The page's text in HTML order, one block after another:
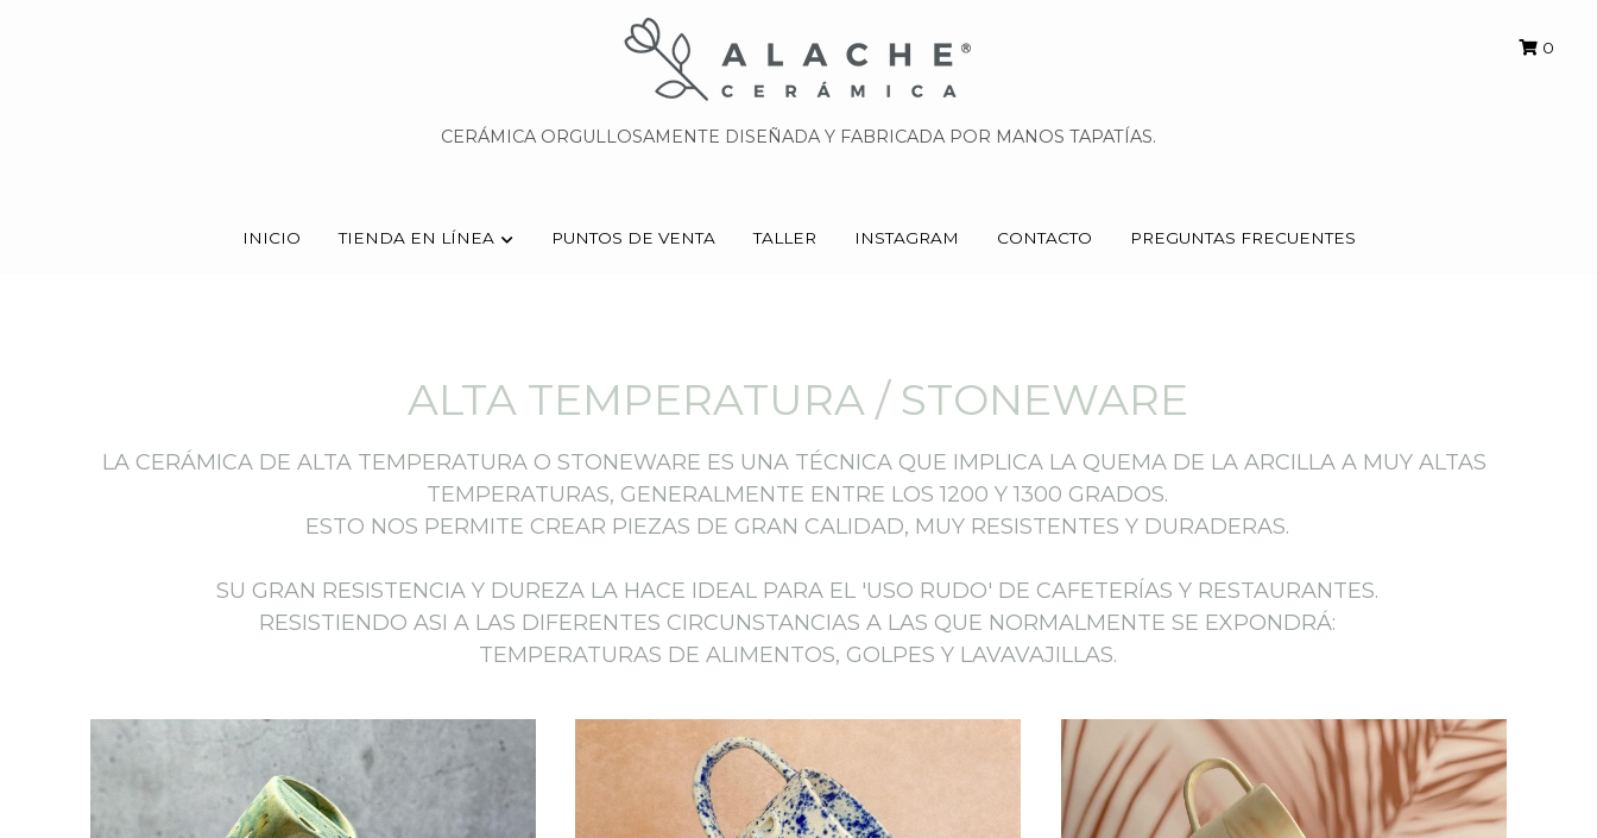
CERÁMICA ORGULLOSAMENTE DISEÑADA Y FABRICADA POR MANOS TAPATÍAS.
INICIO TIENDA EN LÍNEA PUNTOS DE VENTA TALLER INSTAGRAM CONTACTO PREGUNTAS FRECUENTES
0
CERÁMICA ORGULLOSAMENTE DISEÑADA Y FABRICADA POR MANOS TAPATÍAS.
INICIO TIENDA EN LÍNEA PUNTOS DE VENTA TALLER INSTAGRAM CONTACTO PREGUNTAS FRECUENTES
0
ALTA TEMPERATURA / STONEWARE
LA CERÁMICA DE ALTA TEMPERATURA O STONEWARE ES UNA TÉCNICA QUE IMPLICA LA QUEMA DE LA ARCILLA A MUY ALTAS
TEMPERATURAS, GENERALMENTE ENTRE LOS 1200 Y 1300 GRADOS.
ESTO NOS PERMITE CREAR PIEZAS DE GRAN CALIDAD, MUY RESISTENTES Y DURADERAS.
SU GRAN RESISTENCIA Y DUREZA LA HACE IDEAL PARA EL 'USO RUDO' DE CAFETERÍAS Y RESTAURANTES.
RESISTIENDO ASI A LAS DIFERENTES CIRCUNSTANCIAS A LAS QUE NORMALMENTE SE EXPONDRÁ:
TEMPERATURAS DE ALIMENTOS, GOLPES Y LAVAVAJILLAS.